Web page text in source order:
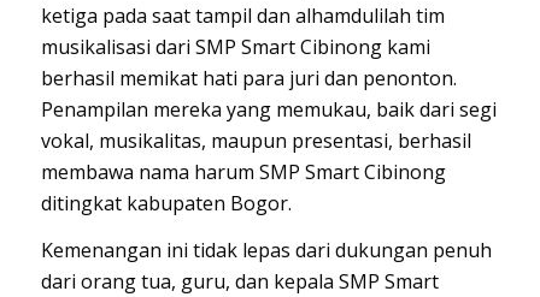
ketiga pada saat tampil dan alhamdulilah tim
musikalisasi dari SMP Smart Cibinong kami
berhasil memikat hati para juri dan penonton.
Penampilan mereka yang memukau, baik dari segi
vokal, musikalitas, maupun presentasi, berhasil
membawa nama harum SMP Smart Cibinong
ditingkat kabupaten Bogor.
Kemenangan ini tidak lepas dari dukungan penuh
dari orang tua, guru, dan kepala SMP Smart